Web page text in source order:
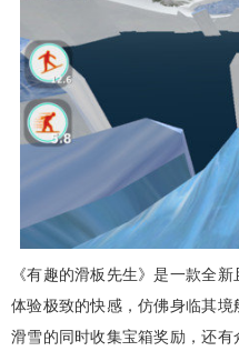
《有趣的滑板先生》是一款全
体验极致的快感，仿佛身临其
滑雪的同时收集宝箱奖励，还